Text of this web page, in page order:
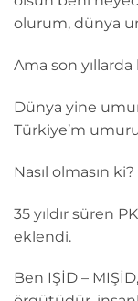
olurum, dünya
Ama son
Dünya yine
Türkiye’m
Nasıl olmasın ki?
35 yıldır süren
eklendi.
Ben IŞİD –